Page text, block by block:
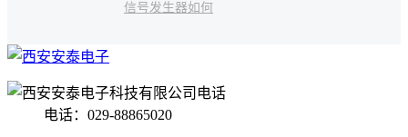
信号发生器如何
电话：029-88865020